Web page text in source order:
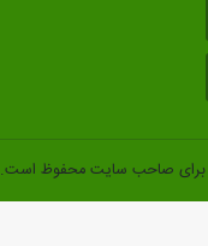
برای صاحب سایت محفوظ است.